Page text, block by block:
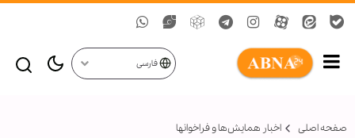
فارسی
صفحه اصلی اخبار همايش‌ها و فراخوان‏ها